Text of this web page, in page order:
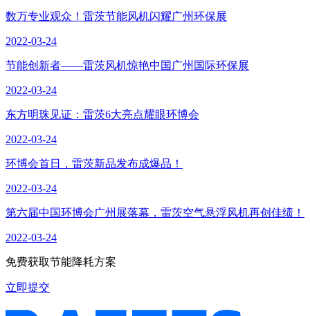
数万专业观众！雷茨节能风机闪耀广州环保展
2022-03-24
节能创新者——雷茨风机惊艳中国广州国际环保展
2022-03-24
东方明珠见证：雷茨6大亮点耀眼环博会
2022-03-24
环博会首日，雷茨新品发布成爆品！
2022-03-24
第六届中国环博会广州展落幕，雷茨空气悬浮风机再创佳绩！
2022-03-24
免费获取节能降耗方案
立即提交